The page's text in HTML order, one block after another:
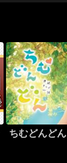
ちむどんどん